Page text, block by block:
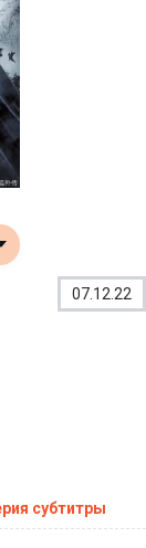
07.12.22
субтитры